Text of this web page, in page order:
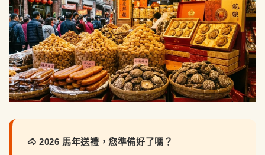
🐴 2026 馬年送禮，您準備好了嗎？